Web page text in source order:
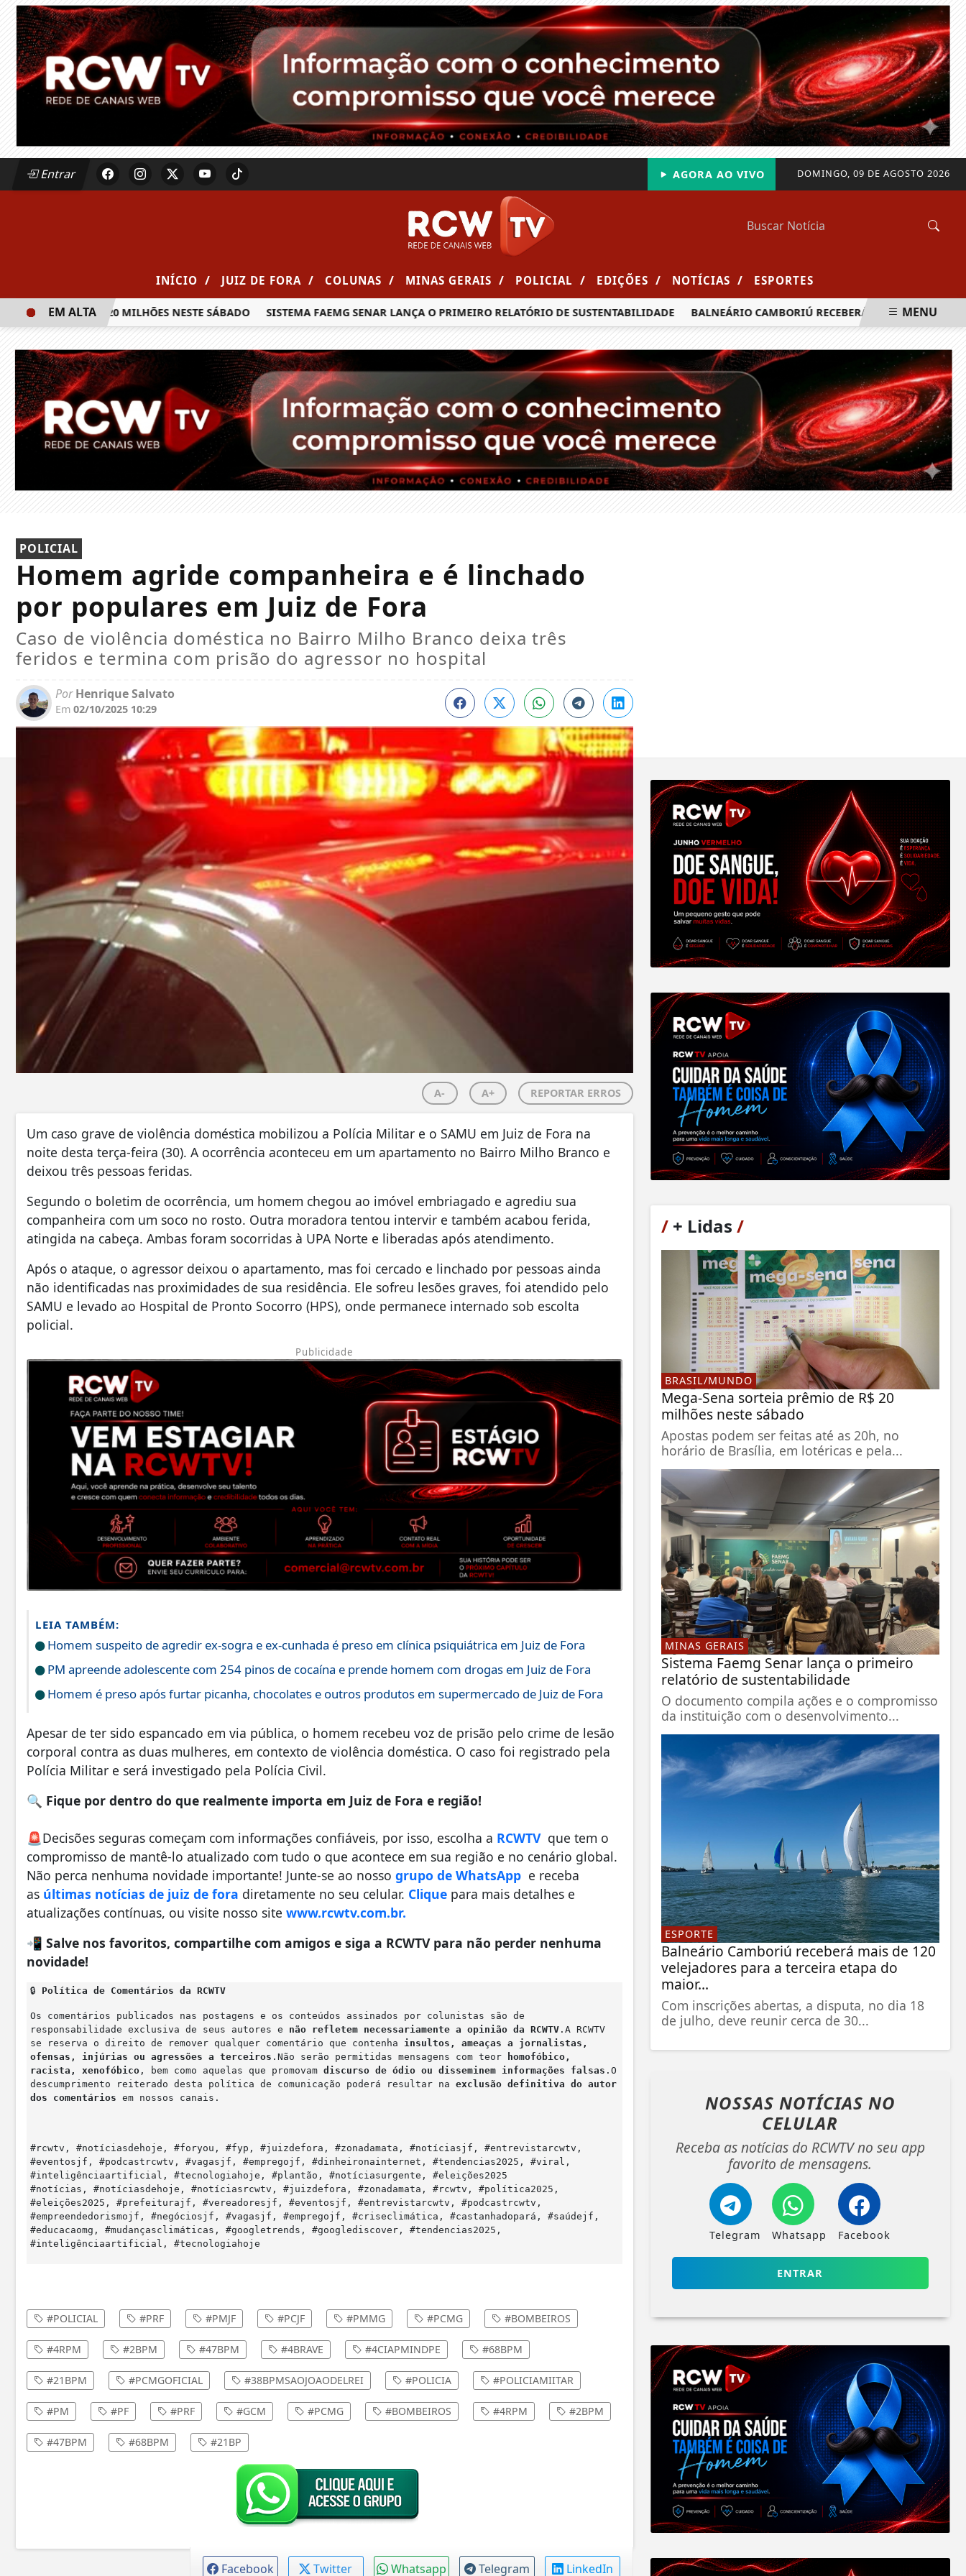
Entrar DOMINGO, 09 DE AGOSTO 2026
AGORA AO VIVO
INÍCIO / JUIZ DE FORA / COLUNAS / MINAS GERAIS / POLICIAL / EDIÇÕES / NOTÍCIAS / ESPORTES
PRÊMIO DE R$ 20 MILHÕES NESTE SÁBADO SISTEMA FAEMG SENAR LANÇA O PRIMEIRO RELATÓRIO DE SUSTENTABILIDADE BALNEÁRIO CAMBORIÚ RECEBERÁ MAIS DE 120
EM ALTA MENU
POLICIAL
Homem agride companheira e é linchado
por populares em Juiz de Fora
Caso de violência doméstica no Bairro Milho Branco deixa três
feridos e termina com prisão do agressor no hospital
PorHenrique Salvato
Em 02/10/2025 10:29
A- A+ REPORTAR ERROS
Um caso grave de violência doméstica mobilizou a Polícia Militar e o SAMU em Juiz de Fora na
noite desta terça-feira (30). A ocorrência aconteceu em um apartamento no Bairro Milho Branco e
deixou três pessoas feridas.
Segundo o boletim de ocorrência, um homem chegou ao imóvel embriagado e agrediu sua
companheira com um soco no rosto. Outra moradora tentou intervir e também acabou ferida,
atingida na cabeça. Ambas foram socorridas à UPA Norte e liberadas após atendimento.
Após o ataque, o agressor deixou o apartamento, mas foi cercado e linchado por pessoas ainda
não identificadas nas proximidades de sua residência. Ele sofreu lesões graves, foi atendido pelo
SAMU e levado ao Hospital de Pronto Socorro (HPS), onde permanece internado sob escolta
policial.
Publicidade
LEIA TAMBÉM:
Homem suspeito de agredir ex-sogra e ex-cunhada é preso em clínica psiquiátrica em Juiz de Fora
PM apreende adolescente com 254 pinos de cocaína e prende homem com drogas em Juiz de Fora
Homem é preso após furtar picanha, chocolates e outros produtos em supermercado de Juiz de Fora
Apesar de ter sido espancado em via pública, o homem recebeu voz de prisão pelo crime de lesão
corporal contra as duas mulheres, em contexto de violência doméstica. O caso foi registrado pela
Polícia Militar e será investigado pela Polícia Civil.
🔍 Fique por dentro do que realmente importa em Juiz de Fora e região!
🚨Decisões seguras começam com informações confiáveis, por isso, escolha a RCWTVque tem o
compromisso de mantê-lo atualizado com tudo o que acontece em sua região e no cenário global.
Não perca nenhuma novidade importante! Junte-se ao nosso grupo de WhatsApp e receba
as últimas notícias de juiz de fora diretamente no seu celular. Clique para mais detalhes e
atualizações contínuas, ou visite nosso site www.rcwtv.com.br.
📲 Salve nos favoritos, compartilhe com amigos e siga a RCWTV para não perder nenhuma
novidade!
🔒 Política de Comentários da RCWTV
Os comentários publicados nas postagens e os conteúdos assinados por colunistas são de
responsabilidade exclusiva de seus autores e não refletem necessariamente a opinião da RCWTV .A RCWTV
se reserva o direito de remover qualquer comentário que contenha insultos, ameaças a jornalistas,
ofensas, injúrias ou agressões a terceiros .Não serão permitidas mensagens com teor
homofóbico,
racista, xenofóbico , bem como aquelas que promovam discurso de ódio ou disseminem informações falsas .O
descumprimento reiterado desta política de comunicação poderá resultar na exclusão definitiva do autor
dos comentários em nossos canais.
#rcwtv, #notíciasdehoje, #foryou, #fyp, #juizdefora, #zonadamata, #notíciasjf, #entrevistarcwtv,
#eventosjf, #podcastrcwtv, #vagasjf, #empregojf, #dinheironainternet, #tendencias2025, #viral,
#inteligênciaartificial, #tecnologiahoje, #plantão, #notíciasurgente, #eleições2025
#notícias, #notíciasdehoje, #notíciasrcwtv, #juizdefora, #zonadamata, #rcwtv, #política2025,
#eleições2025, #prefeiturajf, #vereadoresjf, #eventosjf, #entrevistarcwtv, #podcastrcwtv,
#empreendedorismojf, #negóciosjf, #vagasjf, #empregojf, #criseclimática, #castanhadopará, #saúdejf,
#educacaomg, #mudançasclimáticas, #googletrends, #googlediscover, #tendencias2025,
#inteligênciaartificial, #tecnologiahoje
#POLICIAL #PRF #PMJF #PCJF #PMMG #PCMG #BOMBEIROS
#4RPM #2BPM #47BPM #4BRAVE #4CIAPMINDPE #68BPM
#21BPM #PCMGOFICIAL #38BPMSAOJOAODELREI #POLICIA #POLICIAMIITAR
#PM #PF #PRF #GCM #PCMG #BOMBEIROS #4RPM #2BPM
#47BPM #68BPM #21BP
Facebook Twitter Whatsapp Telegram LinkedIn
/+ Lidas /
BRASIL/MUNDO
Mega-Sena sorteia prêmio de R$ 20
milhões neste sábado
Apostas podem ser feitas até as 20h, no
horário de Brasília, em lotéricas e pela...
MINAS GERAIS
Sistema Faemg Senar lança o primeiro
relatório de sustentabilidade
O documento compila ações e o compromisso
da instituição com o desenvolvimento...
ESPORTE
Balneário Camboriú receberá mais de 120
velejadores para a terceira etapa do
maior...
Com inscrições abertas, a disputa, no dia 18
de julho, deve reunir cerca de 30...
NOSSAS NOTÍCIAS NO
CELULAR
Receba as notícias do RCWTV no seu app
favorito de mensagens.
Telegram Whatsapp Facebook
ENTRAR